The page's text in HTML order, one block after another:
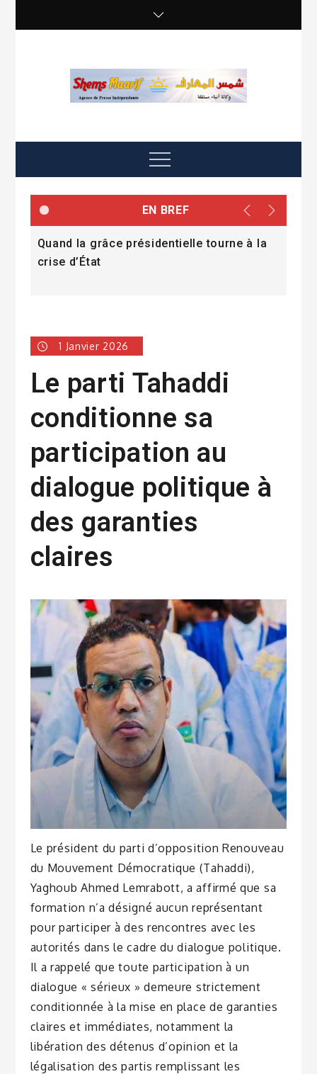
Menu
EN BREF
Quand la grâce présidentielle tourne à la
crise d’État
1 Janvier 2026
Le parti Tahaddi
conditionne sa
participation au
dialogue politique à
des garanties
claires
Le président du parti d’opposition Renouveau
du Mouvement Démocratique (Tahaddi),
Yaghoub Ahmed Lemrabott, a affirmé que sa
formation n’a désigné aucun représentant
pour participer à des rencontres avec les
autorités dans le cadre du dialogue politique.
Il a rappelé que toute participation à un
dialogue « sérieux » demeure strictement
conditionnée à la mise en place de garanties
claires et immédiates, notamment la
libération des détenus d’opinion et la
légalisation des partis remplissant les